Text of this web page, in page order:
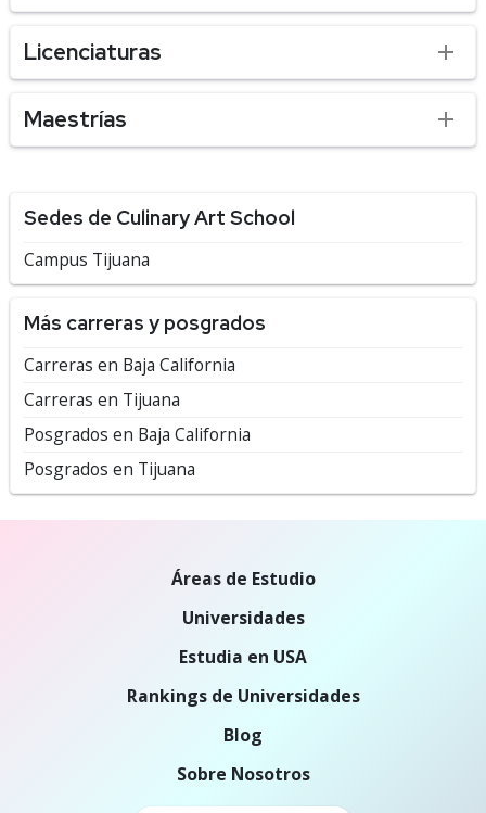
Licenciaturas
Maestrías
Sedes de Culinary Art School
Campus Tijuana
Más carreras y posgrados
Carreras en Baja California
Carreras en Tijuana
Posgrados en Baja California
Posgrados en Tijuana
Áreas de Estudio
Universidades
Estudia en USA
Rankings de Universidades
Blog
Sobre Nosotros